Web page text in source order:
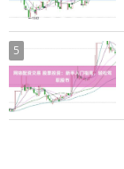
5